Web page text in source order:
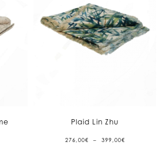
Plaid Lin Zhu
276,00€ – 399,00€PLAGE
DE